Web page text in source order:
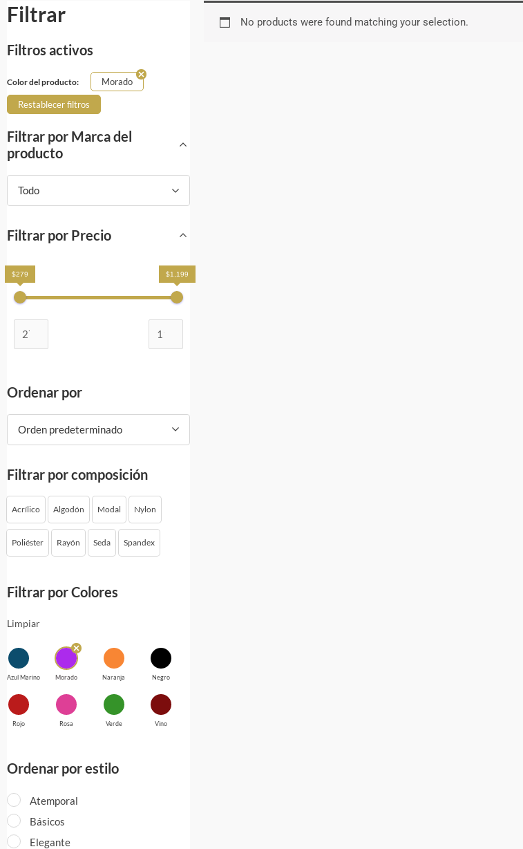
Filtrar
Filtros activos
Color del producto: Morado
Restablecer filtros
Filtrar por Marca del
producto
Todo
Filtrar por Precio
$279 $1,199
Ordenar por
Orden predeterminado
Filtrar por composición
Acrílico Algodón Modal Nylon
Poliéster Rayón Seda Spandex
Filtrar por Colores
Limpiar
Azul Marino Morado Naranja Negro
Rojo Rosa Verde Vino
Ordenar por estilo
Atemporal
Básicos
Elegante
No products were found matching your selection.